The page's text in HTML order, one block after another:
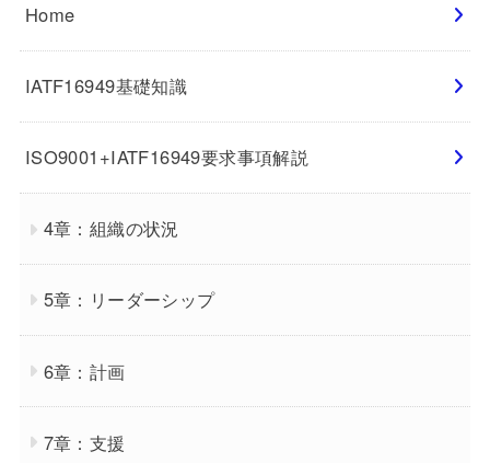
Home
IATF16949基礎知識
ISO9001+IATF16949要求事項解説
4章：組織の状況
5章：リーダーシップ
6章：計画
7章：支援